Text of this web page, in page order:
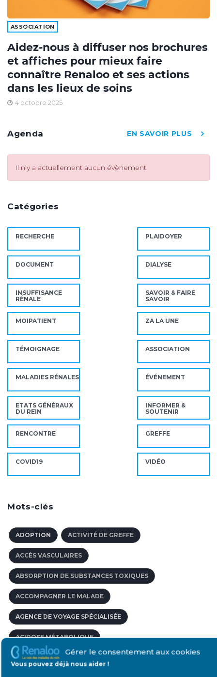
Gérer le consentement aux cookies
Vous pouvez déjà nous aider !
ASSOCIATION
Aidez-nous à diffuser nos brochures
et affiches pour mieux faire
connaître Renaloo et ses actions
dans les lieux de soins
4 octobre 2025
Agenda EN SAVOIR PLUS
Il n’y a actuellement aucun évènement.
Catégories
RECHERCHE PLAIDOYER
DOCUMENT DIALYSE
INSUFFISANCE
RÉNALE
SAVOIR & FAIRE
SAVOIR
MOIPATIENT ZA LA UNE
TÉMOIGNAGE ASSOCIATION
MALADIES RÉNALES ÉVÉNEMENT
ETATS GÉNÉRAUX
DU REIN
INFORMER &
SOUTENIR
RENCONTRE GREFFE
COVID19 VIDÉO
Mots-clés
ADOPTION ACTIVITÉ DE GREFFE
ACCÈS VASCULAIRES
ABSORPTION DE SUBSTANCES TOXIQUES
ACCOMPAGNER LE MALADE
AGENCE DE VOYAGE SPÉCIALISÉE
ACIDOSE MÉTABOLIQUE
ACCÈS AU CRÉDIT POUR LES PERSONNES MALADES